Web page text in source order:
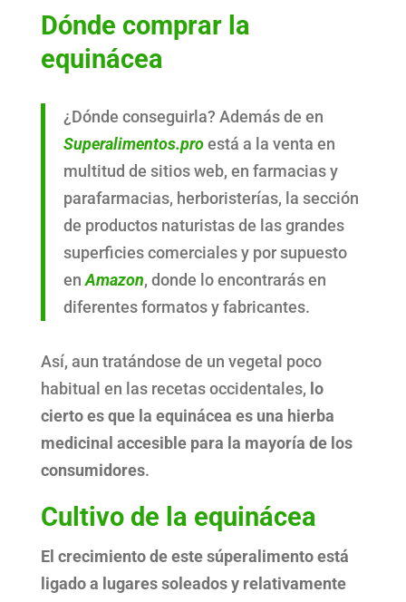
Dónde comprar la
equinácea
¿Dónde conseguirla? Además de en
Superalimentos.proestá a la venta en
multitud de sitios web, en farmacias y
parafarmacias, herboristerías, la sección
de productos naturistas de las grandes
superficies comerciales y por supuesto
enAmazon, donde lo encontrarás en
diferentes formatos y fabricantes.
Así, aun tratándose de un vegetal poco
habitual en las recetas occidentales, lo
cierto es que la equinácea es una hierba
medicinal accesible para la mayoría de los
consumidores.
Cultivo de la equinácea
El crecimiento de este súperalimento está
ligado a lugares soleados y relativamente